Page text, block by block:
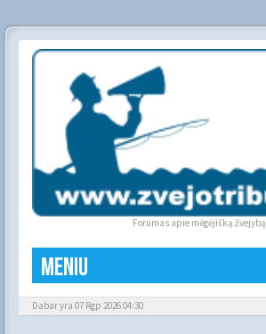
Forumas apie mėgėjišką žvejybą
Meniu
Dabar yra 07 Rgp 2026 04:30